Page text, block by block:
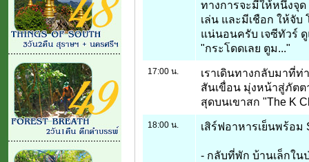
ทางการจะมีให้หนึ่งจุ
เล่น และมีเชือก ให้จับ
แน่นอนครับ เจซีทัวร์
"กระโดดเลย ตูม..."
17:00 น.
เราเดินทางกลับมาที่
สันเขื่อน มุ่งหน้าสู่ภัต
สุดบนเขาสก "The K
18:00 น. เสิร์ฟอาหารเย็นพร้อม
- กลับที่พัก บ้านเล็กใ